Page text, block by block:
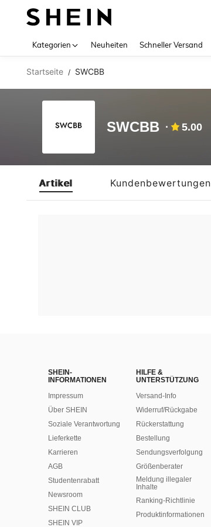
Kategorien Neuheiten Schneller Versand
Startseite / SWCBB
SWCBB 5.00
Artikel Kundenbewertungen
SHEIN-
INFORMATIONEN
Impressum
Über SHEIN
Soziale Verantwortung
Lieferkette
Karrieren
AGB
Studentenrabatt
Newsroom
SHEIN CLUB
SHEIN VIP
HILFE &
UNTERSTÜTZUNG
Versand-Info
Widerruf/Rückgabe
Rückerstattung
Bestellung
Sendungsverfolgung
Größenberater
Meldung illegaler
Inhalte
Ranking-Richtlinie
​Produktinformationen